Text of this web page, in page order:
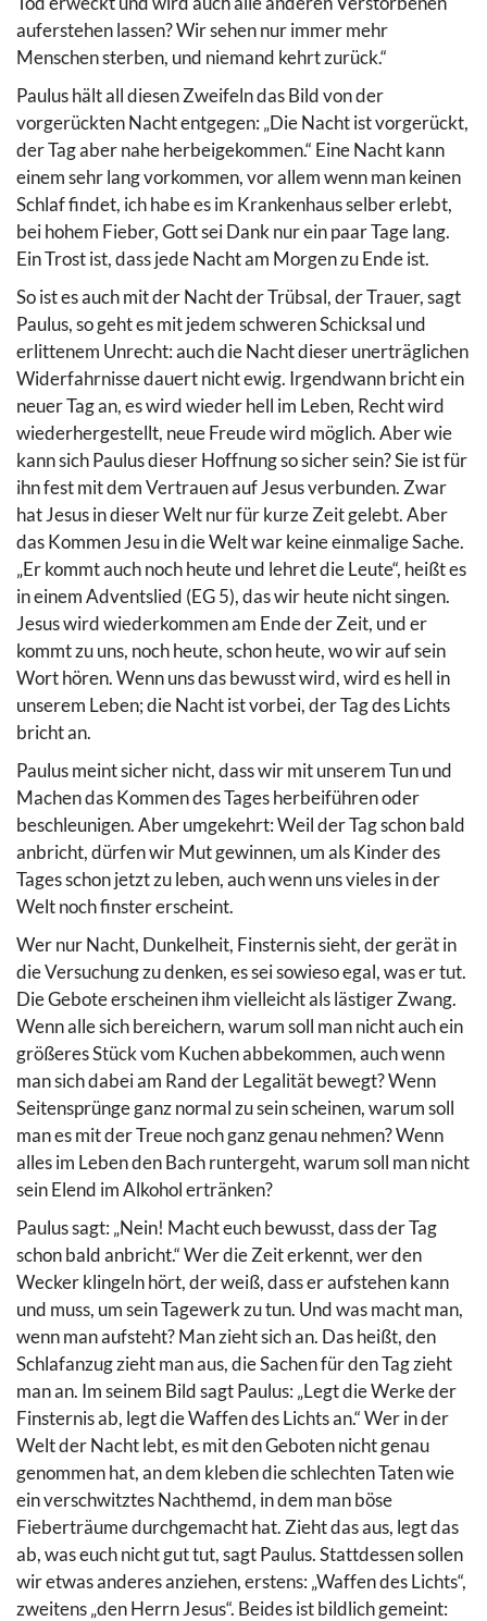
auferstehen lassen? Wir sehen nur immer mehr
Menschen sterben, und niemand kehrt zurück.“
Paulus hält all diesen Zweifeln das Bild von der
vorgerückten Nacht entgegen: „Die Nacht ist vorgerückt,
der Tag aber nahe herbeigekommen.“ Eine Nacht kann
einem sehr lang vorkommen, vor allem wenn man keinen
Schlaf findet, ich habe es im Krankenhaus selber erlebt,
bei hohem Fieber, Gott sei Dank nur ein paar Tage lang.
Ein Trost ist, dass jede Nacht am Morgen zu Ende ist.
So ist es auch mit der Nacht der Trübsal, der Trauer, sagt
Paulus, so geht es mit jedem schweren Schicksal und
erlittenem Unrecht: auch die Nacht dieser unerträglichen
Widerfahrnisse dauert nicht ewig. Irgendwann bricht ein
neuer Tag an, es wird wieder hell im Leben, Recht wird
wiederhergestellt, neue Freude wird möglich. Aber wie
kann sich Paulus dieser Hoffnung so sicher sein? Sie ist für
ihn fest mit dem Vertrauen auf Jesus verbunden. Zwar
hat Jesus in dieser Welt nur für kurze Zeit gelebt. Aber
das Kommen Jesu in die Welt war keine einmalige Sache.
„Er kommt auch noch heute und lehret die Leute“, heißt es
in einem Adventslied (EG 5), das wir heute nicht singen.
Jesus wird wiederkommen am Ende der Zeit, und er
kommt zu uns, noch heute, schon heute, wo wir auf sein
Wort hören. Wenn uns das bewusst wird, wird es hell in
unserem Leben; die Nacht ist vorbei, der Tag des Lichts
bricht an.
Paulus meint sicher nicht, dass wir mit unserem Tun und
Machen das Kommen des Tages herbeiführen oder
beschleunigen. Aber umgekehrt: Weil der Tag schon bald
anbricht, dürfen wir Mut gewinnen, um als Kinder des
Tages schon jetzt zu leben, auch wenn uns vieles in der
Welt noch finster erscheint.
Wer nur Nacht, Dunkelheit, Finsternis sieht, der gerät in
die Versuchung zu denken, es sei sowieso egal, was er tut.
Die Gebote erscheinen ihm vielleicht als lästiger Zwang.
Wenn alle sich bereichern, warum soll man nicht auch ein
größeres Stück vom Kuchen abbekommen, auch wenn
man sich dabei am Rand der Legalität bewegt? Wenn
Seitensprünge ganz normal zu sein scheinen, warum soll
man es mit der Treue noch ganz genau nehmen? Wenn
alles im Leben den Bach runtergeht, warum soll man nicht
sein Elend im Alkohol ertränken?
Paulus sagt: „Nein! Macht euch bewusst, dass der Tag
schon bald anbricht.“ Wer die Zeit erkennt, wer den
Wecker klingeln hört, der weiß, dass er aufstehen kann
und muss, um sein Tagewerk zu tun. Und was macht man,
wenn man aufsteht? Man zieht sich an. Das heißt, den
Schlafanzug zieht man aus, die Sachen für den Tag zieht
man an. Im seinem Bild sagt Paulus: „Legt die Werke der
Finsternis ab, legt die Waffen des Lichts an.“ Wer in der
Welt der Nacht lebt, es mit den Geboten nicht genau
genommen hat, an dem kleben die schlechten Taten wie
ein verschwitztes Nachthemd, in dem man böse
Fieberträume durchgemacht hat. Zieht das aus, legt das
ab, was euch nicht gut tut, sagt Paulus. Stattdessen sollen
wir etwas anderes anziehen, erstens: „Waffen des Lichts“,
zweitens „den Herrn Jesus“. Beides ist bildlich gemeint: